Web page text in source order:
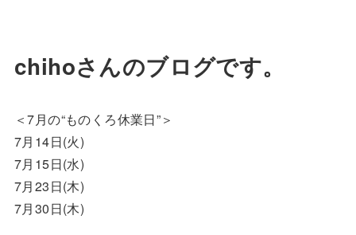
chihoさんのブログです。
＜7月の“ものくろ休業日”＞
7月14日(火)
7月15日(水)
7月23日(木)
7月30日(木)